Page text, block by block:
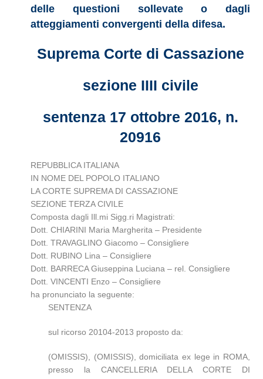
delle questioni sollevate o dagli
atteggiamenti convergenti della difesa.
Suprema Corte di Cassazione
sezione IIII civile
sentenza 17 ottobre 2016, n.
20916
REPUBBLICA ITALIANA
IN NOME DEL POPOLO ITALIANO
LA CORTE SUPREMA DI CASSAZIONE
SEZIONE TERZA CIVILE
Composta dagli Ill.mi Sigg.ri Magistrati:
Dott. CHIARINI Maria Margherita – Presidente
Dott. TRAVAGLINO Giacomo – Consigliere
Dott. RUBINO Lina – Consigliere
Dott. BARRECA Giuseppina Luciana – rel. Consigliere
Dott. VINCENTI Enzo – Consigliere
ha pronunciato la seguente:
SENTENZA
sul ricorso 20104-2013 proposto da:
(OMISSIS), (OMISSIS), domiciliata ex lege in ROMA,
presso la CANCELLERIA DELLA CORTE DI